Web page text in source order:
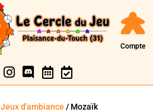
Compte
Jeux d'ambiance / Mozaïk